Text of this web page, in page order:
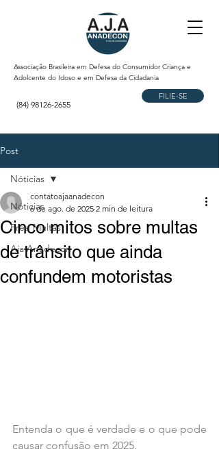
Associação Brasileira em Defesa do Consumidor Criança e
Adolcente do Idoso e em Defesa da Cidadania
(84) 98126-2655
FILIE-SE
Post
Nóticias
Free Multas
Aja Anadecon
Nóticias
Cinco mitos sobre multas
de trânsito que ainda
confundem motoristas
contatoajaanadecon
6 de ago. de 2025 2 min de leitura
Entenda o que é verdade e o que pode
causar confusão em 2025.